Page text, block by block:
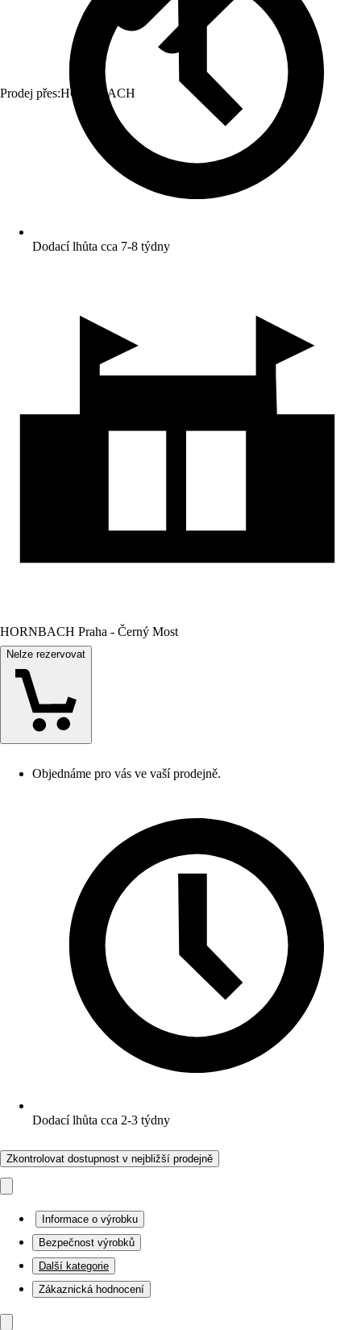
Prodej přes:HORNBACH
Dodací lhůta cca 7-8 týdny
HORNBACH Praha - Černý Most
Nelze rezervovat
Objednáme pro vás ve vaší prodejně.
Dodací lhůta cca 2-3 týdny
Zkontrolovat dostupnost v nejbližší prodejně
Informace o výrobku
Bezpečnost výrobků
Další kategorie
Zákaznická hodnocení